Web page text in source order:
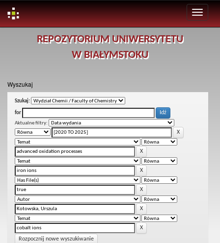
REPOZYTORIUM UNIWERSYTETU
W BIAŁYMSTOKU
Wyszukaj
Szukaj:
for
Aktualne filtry:
Rozpocznij nowe wyszukiwanie